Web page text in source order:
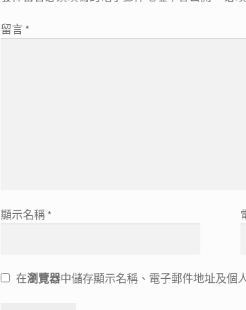
留言 *
顯示名稱 *
在瀏覽器中儲存顯示名稱、電子郵件地址及個